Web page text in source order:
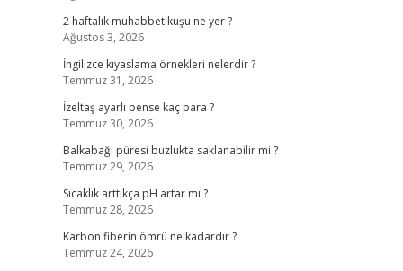
2 haftalık muhabbet kuşu ne yer ?
Ağustos 3, 2026
İngilizce kıyaslama örnekleri nelerdir ?
Temmuz 31, 2026
İzeltaş ayarlı pense kaç para ?
Temmuz 30, 2026
Balkabağı püresi buzlukta saklanabilir mi ?
Temmuz 29, 2026
Sıcaklık arttıkça pH artar mı ?
Temmuz 28, 2026
Karbon fiberin ömrü ne kadardır ?
Temmuz 24, 2026